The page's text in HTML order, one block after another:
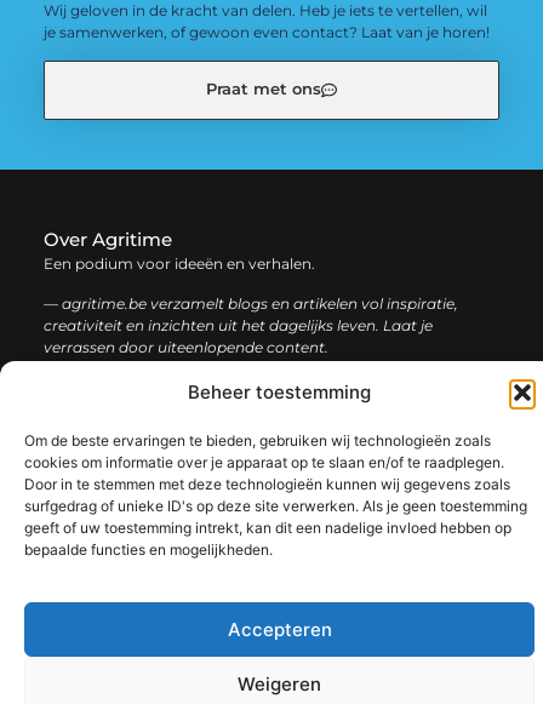
Beheer toestemming
Om de beste ervaringen te bieden, gebruiken wij technologieën zoals
cookies om informatie over je apparaat op te slaan en/of te raadplegen.
Door in te stemmen met deze technologieën kunnen wij gegevens zoals
surfgedrag of unieke ID's op deze site verwerken. Als je geen toestemming
geeft of uw toestemming intrekt, kan dit een nadelige invloed hebben op
bepaalde functies en mogelijkheden.
Accepteren
Weigeren
Wij geloven in de kracht van delen. Heb je iets te vertellen, wil
je samenwerken, of gewoon even contact? Laat van je horen!
Praat met ons
Over Agritime
Een podium voor ideeën en verhalen.
— agritime.be verzamelt blogs en artikelen vol inspiratie,
creativiteit en inzichten uit het dagelijks leven. Laat je
verrassen door uiteenlopende content.
informatie